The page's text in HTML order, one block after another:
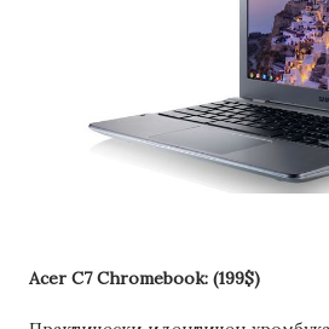
Acer C7 Chromebook: (199$)